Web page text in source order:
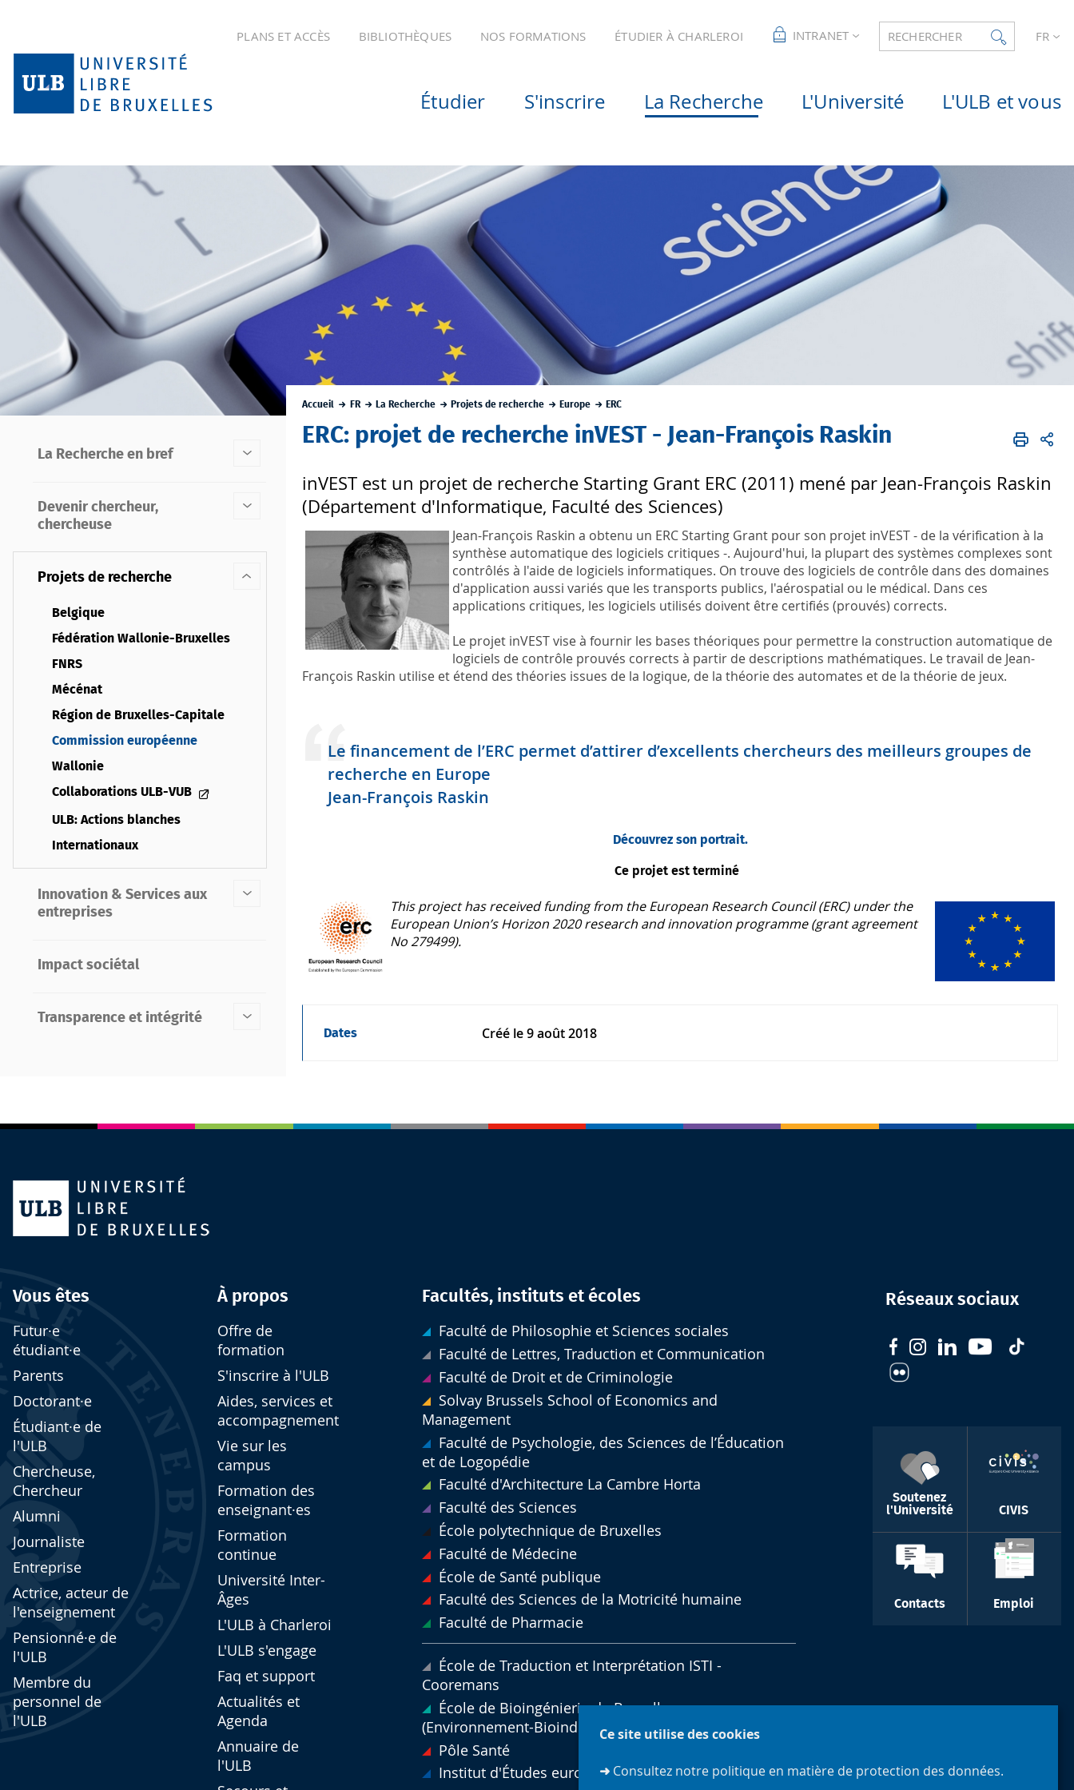
Ce site utilise des cookies
➜ Consultez notre politique en matière de protection des données.
PLANS ET ACCÈS BIBLIOTHÈQUES NOS FORMATIONS ÉTUDIER À CHARLEROI INTRANET RECHERCHER FR
Étudier S'inscrire La Recherche L'Université L'ULB et vous
La Recherche en bref
Devenir chercheur,
chercheuse
Projets de recherche
Belgique
Fédération Wallonie-Bruxelles
FNRS
Mécénat
Région de Bruxelles-Capitale
Commission européenne
Wallonie
Collaborations ULB-VUB
ULB: Actions blanches
Internationaux
Innovation & Services aux
entreprises
Impact sociétal
Transparence et intégrité
Accueil FR La Recherche Projets de recherche Europe ERC
ERC: projet de recherche inVEST - Jean-François Raskin
inVEST est un projet de recherche Starting Grant ERC (2011) mené par Jean-François Raskin
(Département d'Informatique, Faculté des Sciences)
Jean-François Raskin a obtenu un ERC Starting Grant pour son projet inVEST - de la vérification à la
synthèse automatique des logiciels critiques -. Aujourd'hui, la plupart des systèmes complexes sont
contrôlés à l'aide de logiciels informatiques. On trouve des logiciels de contrôle dans des domaines
d'application aussi variés que les transports publics, l'aérospatial ou le médical. Dans ces
applications critiques, les logiciels utilisés doivent être certifiés (prouvés) corrects.
Le projet inVEST vise à fournir les bases théoriques pour permettre la construction automatique de
logiciels de contrôle prouvés corrects à partir de descriptions mathématiques. Le travail de Jean-
François Raskin utilise et étend des théories issues de la logique, de la théorie des automates et de la théorie de jeux.
Le financement de l’ERC permet d’attirer d’excellents chercheurs des meilleurs groupes de
recherche en Europe
Jean-François Raskin
Découvrez son portrait.
Ce projet est terminé
This project has received funding from the European Research Council (ERC) under the
European Union’s Horizon 2020 research and innovation programme (grant agreement
No 279499).
Dates Créé le9 août 2018
Vous êtes
Futur·e
étudiant·e
Parents
Doctorant·e
Étudiant·e de
l'ULB
Chercheuse,
Chercheur
Alumni
Journaliste
Entreprise
Actrice, acteur de
l'enseignement
Pensionné·e de
l'ULB
Membre du
personnel de
l'ULB
À propos
Offre de
formation
S'inscrire à l'ULB
Aides, services et
accompagnement
Vie sur les
campus
Formation des
enseignant·es
Formation
continue
Université Inter-
Âges
L'ULB à Charleroi
L'ULB s'engage
Faq et support
Actualités et
Agenda
Annuaire de
l'ULB
Facultés, instituts et écoles
Faculté de Philosophie et Sciences sociales
Faculté de Lettres, Traduction et Communication
Faculté de Droit et de Criminologie
Solvay Brussels School of Economics and
Management
Faculté de Psychologie, des Sciences de l’Éducation
et de Logopédie
Faculté d'Architecture La Cambre Horta
Faculté des Sciences
École polytechnique de Bruxelles
Faculté de Médecine
École de Santé publique
Faculté des Sciences de la Motricité humaine
Faculté de Pharmacie
École de Traduction et Interprétation ISTI -
Cooremans
École de Bioingénierie de Bruxelles
(Environnement-Bioindustries-Agriculture)
Pôle Santé
Institut d'Études européennes
Réseaux sociaux
Soutenez
l'Université
CIVIS
Contacts Emploi